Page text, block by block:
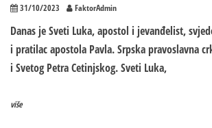
31/10/2023 FaktorAdmin
Danas je Sveti Luka, apostol i jevanđelist,
i pratilac apostola Pavla. Srpska pravoslavna
i Svetog Petra Cetinjskog. Sveti Luka,
više